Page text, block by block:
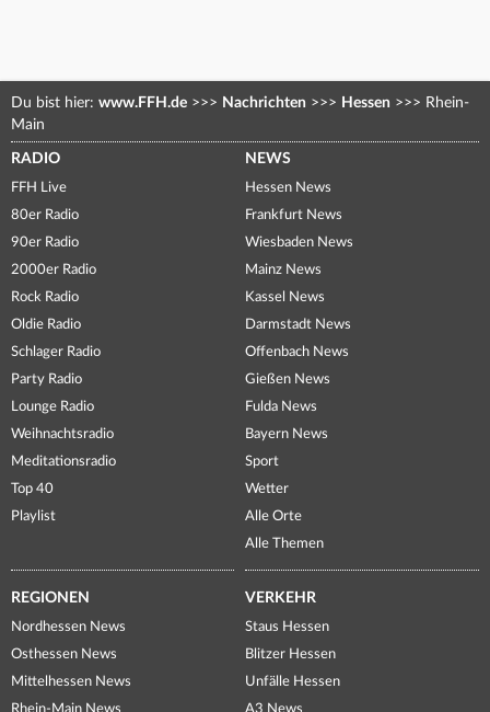
Du bist hier: www.FFH.de >>> Nachrichten >>> Hessen >>> Rhein-
Main
RADIO
FFH Live
80er Radio
90er Radio
2000er Radio
Rock Radio
Oldie Radio
Schlager Radio
Party Radio
Lounge Radio
Weihnachtsradio
Meditationsradio
Top 40
Playlist
NEWS
Hessen News
Frankfurt News
Wiesbaden News
Mainz News
Kassel News
Darmstadt News
Offenbach News
Gießen News
Fulda News
Bayern News
Sport
Wetter
Alle Orte
Alle Themen
REGIONEN
Nordhessen News
Osthessen News
Mittelhessen News
VERKEHR
Staus Hessen
Blitzer Hessen
Unfälle Hessen